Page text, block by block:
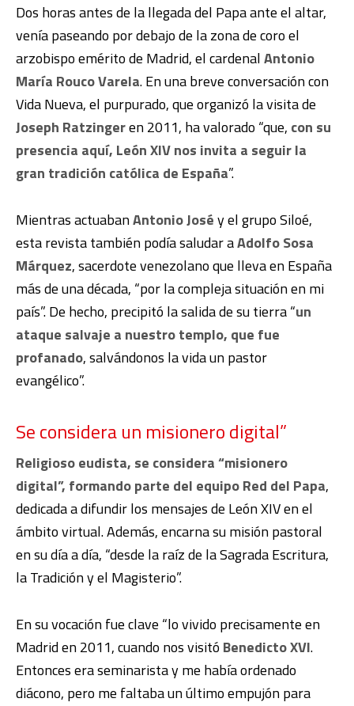
Dos horas antes de la llegada del Papa ante el altar,
venía paseando por debajo de la zona de coro el
arzobispo emérito de Madrid, el cardenalAntonio
María Rouco Varela. En una breve conversación con
Vida Nueva, el purpurado, que organizó la visita de
Joseph Ratzingeren 2011, ha valorado “que, con su
presencia aquí, León XIV nos invita a seguir la
gran tradición católica de España”.
Mientras actuabanAntonio Joséy el grupo Siloé,
esta revista también podía saludar aAdolfo Sosa
Márquez, sacerdote venezolano que lleva en España
más de una década, “por la compleja situación en mi
país”. De hecho, precipitó la salida de su tierra “un
ataque salvaje a nuestro templo, que fue
profanado, salvándonos la vida un pastor
evangélico”.
Se considera un misionero digital”
Religioso eudista, se considera “misionero
digital”, formando parte del equipo Red del Papa,
dedicada a difundir los mensajes de León XIV en el
ámbito virtual. Además, encarna su misión pastoral
en su día a día, “desde la raíz de la Sagrada Escritura,
la Tradición y el Magisterio”.
En su vocación fue clave “lo vivido precisamente en
Madrid en 2011, cuando nos visitó Benedicto XVI.
Entonces era seminarista y me había ordenado
diácono, pero me faltaba un último empujón para